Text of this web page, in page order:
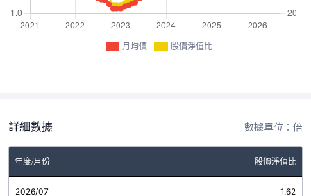
月均價 股價淨值比
詳細數據 數據單位：倍
年度/月份 股價淨值比
2026/07 1.62